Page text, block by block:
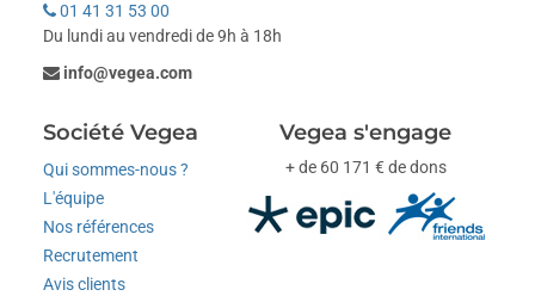
01 41 31 53 00
Du lundi au vendredi de 9h à 18h
info@vegea.com
Société Vegea
Qui sommes-nous ?
L'équipe
Nos références
Recrutement
Avis clients
Vegea s'engage
+ de 60 171 € de dons